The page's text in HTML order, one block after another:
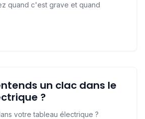
quand c'est grave et quand
un clac dans le
?
votre tableau électrique ?